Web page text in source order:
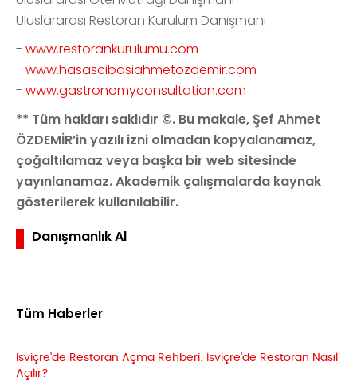
Uluslararası Restoran Kurulum Danışmanı
-www.restorankurulumu.com
-www.hasascibasiahmetozdemir.com
-www.gastronomyconsultation.com
** Tüm hakları saklıdır ©. Bu makale, Şef Ahmet
ÖZDEMİR’in yazılı izni olmadan kopyalanamaz,
çoğaltılamaz veya başka bir web sitesinde
yayınlanamaz. Akademik çalışmalarda kaynak
gösterilerek kullanılabilir.
Danışmanlık Al
Tüm Haberler
İsviçre'de Restoran Açma Rehberi: İsviçre'de Restoran Nasıl
Açılır?